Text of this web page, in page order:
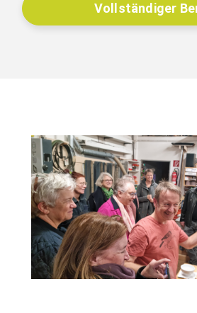
Vollständiger